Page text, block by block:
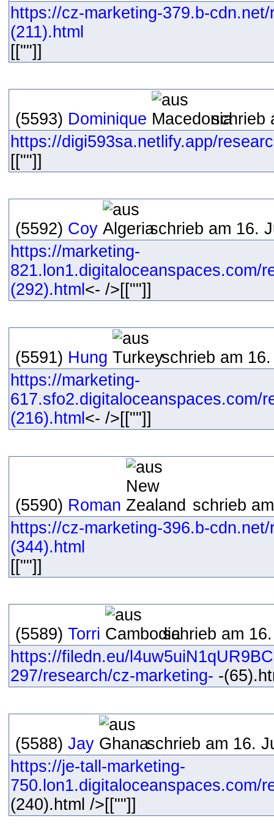
https://cz-marketing-379.b-
(211).html
[[""]]
(5593) Dominique
schrieb
https://digi593sa.netlify.app/
[[""]]
(5592) Coy
schrieb am 16.
https://marketing-
821.lon1.digitaloceanspaces.com/
(292).html <- />[[""]]
(5591) Hung
schrieb am
https://marketing-
617.sfo2.digitaloceanspaces.com/
(216).html <- />[[""]]
(5590) Roman
schrieb
https://cz-marketing-396.b-
(344).html
[[""]]
(5589) Torri
schrieb am
https://filedn.eu/
297/research/cz-marketing- -
(5588) Jay
schrieb am 16.
https://je-tall-marketing-
750.lon1.digitaloceanspaces.com/
(240).html />[[""]]